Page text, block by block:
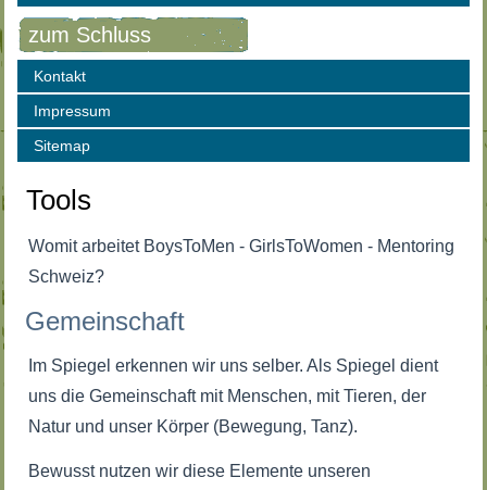
zum Schluss
Kontakt
Impressum
Sitemap
Tools
Womit arbeitet BoysToMen - GirlsToWomen - Mentoring
Schweiz?
Gemeinschaft
Im Spiegel erkennen wir uns selber. Als Spiegel dient
uns die Gemeinschaft mit Menschen, mit Tieren, der
Natur und unser Körper (Bewegung, Tanz).
Bewusst nutzen wir diese Elemente unseren